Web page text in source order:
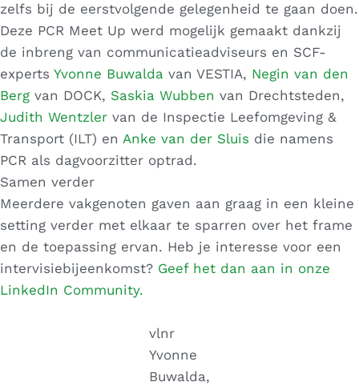
zelfs bij de eerstvolgende gelegenheid te gaan doen.
Deze PCR Meet Up werd mogelijk gemaakt dankzij
de inbreng van communicatieadviseurs en SCF-
experts Yvonne Buwalda van VESTIA, Negin van den
Berg van DOCK, Saskia Wubben van Drechtsteden,
Judith Wentzler van de Inspectie Leefomgeving &
Transport (ILT) en Anke van der Sluis die namens
PCR als dagvoorzitter optrad.
Samen verder
Meerdere vakgenoten gaven aan graag in een kleine
setting verder met elkaar te sparren over het frame
en de toepassing ervan. Heb je interesse voor een
intervisiebijeenkomst? Geef het dan aan in onze
LinkedIn Community.
vlnr
Yvonne
Buwalda,